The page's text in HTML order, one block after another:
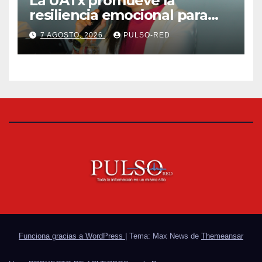
resiliencia emocional para
fortalecer salud y bienestar
de estudiantes y docentes
7 AGOSTO, 2026 PULSO-RED
Funciona gracias a WordPress Tema: Max News de Themeansar